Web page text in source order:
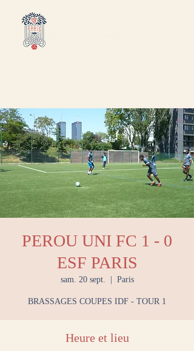
PEROU UNI FC 1 - 0
ESF PARIS
sam. 20 sept. Paris
BRASSAGES COUPES IDF - TOUR 1
Heure et lieu